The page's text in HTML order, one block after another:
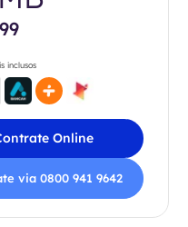
inclusos
Online
via 0800 941 9642